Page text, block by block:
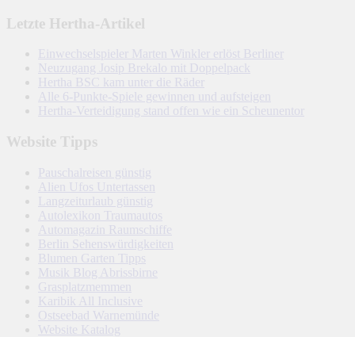
Letzte Hertha-Artikel
Einwechselspieler Marten Winkler erlöst Berliner
Neuzugang Josip Brekalo mit Doppelpack
Hertha BSC kam unter die Räder
Alle 6-Punkte-Spiele gewinnen und aufsteigen
Hertha-Verteidigung stand offen wie ein Scheunentor
Website Tipps
Pauschalreisen günstig
Alien Ufos Untertassen
Langzeiturlaub günstig
Autolexikon Traumautos
Automagazin Raumschiffe
Berlin Sehenswürdigkeiten
Blumen Garten Tipps
Musik Blog Abrissbirne
Grasplatzmemmen
Karibik All Inclusive
Ostseebad Warnemünde
Website Katalog